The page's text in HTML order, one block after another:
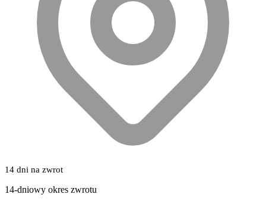
14 dni na zwrot
14-dniowy okres zwrotu